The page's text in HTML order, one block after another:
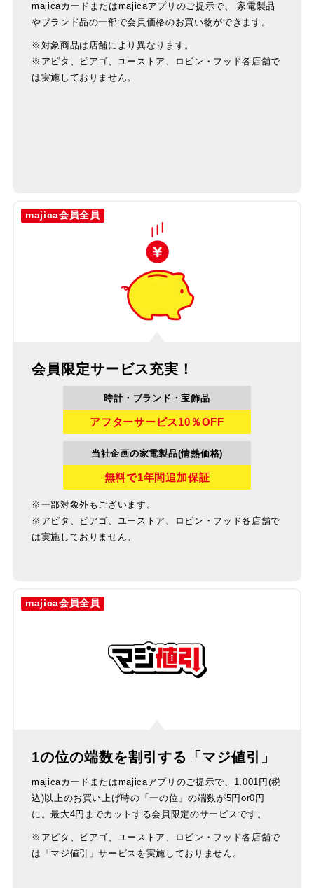
majicaカードまたはmajicaアプリのご提示で、 家電製品
やブランド品の一部で会員価格のお買い物ができます。
※対象商品は店舗により異なります。
※アピタ、ピアゴ、ユーストア、ロビン・フッド各店舗で
は実施しておりません。
majica会員全員
会員限定サービス充実！
時計・ブランド・宝飾品
アフターサービス10％OFF
当社企画の家電製品(情熱価格)
無料で1年間追加保証
※一部対象外もございます。
※アピタ、ピアゴ、ユーストア、ロビン・フッド各店舗で
は実施しておりません。
majica会員全員
1の位の端数を割引する「マジ値引」
majicaカードまたはmajicaアプリのご提示で、1,001円(税
込)以上のお買い上げ時の「一の位」の端数が5円or0円
に。最大4円までカットする会員限定のサービスです。
※アピタ、ピアゴ、ユーストア、ロビン・フッド各店舗で
は「マジ値引」サービスを実施しておりません。